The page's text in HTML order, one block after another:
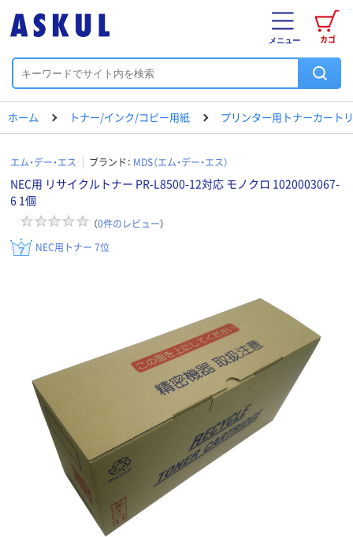
カゴ
メニュー
ホーム トナー/インク/コピー用紙 プリンター用トナーカート
エム・デー・エス ブランド： MDS（エム・デー・エス）
NEC用 リサイクルトナー PR-L8500-12対応 モノクロ 1020003067-
6 1個
（0件のレビュー）
NEC用トナー 7位